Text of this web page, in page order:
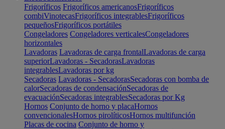
Frigoríficos Frigoríficos americanosFrigoríficos
combiVinotecasFrigoríficos integrablesFrigoríficos
pequeñosFrigoríficos portátiles
Congeladores Congeladores verticalesCongeladores
horizontales
Lavadoras Lavadoras de carga frontalLavadoras de carga
superiorLavadoras - SecadorasLavadoras
integrablesLavadoras por kg
Secadoras Lavadoras - SecadorasSecadoras con bomba de
calorSecadoras de condensaciónSecadoras de
evacuaciónSecadoras integrablesSecadoras por Kg
Hornos Conjunto de horno y placaHornos
convencionalesHornos pirolíticosHornos multifunción
Placas de cocina Conjunto de horno y